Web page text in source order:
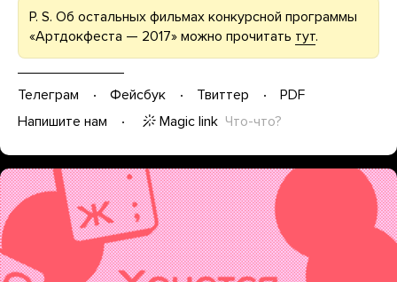
P. S. Об остальных фильмах конкурсной программы
«Артдокфеста — 2017» можно прочитать тут.
Телеграм Фейсбук Твиттер
PDF
Напишите нам
Magic link Что-что?